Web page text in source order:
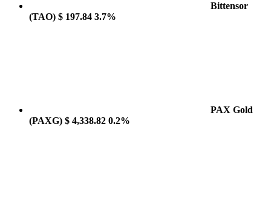
Bittensor
(TAO) $ 197.84 3.7%
PAX Gold
(PAXG) $ 4,338.82 0.2%